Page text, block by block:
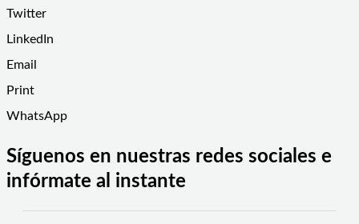
Twitter
LinkedIn
Email
Print
WhatsApp
Síguenos en nuestras redes sociales e
infórmate al instante